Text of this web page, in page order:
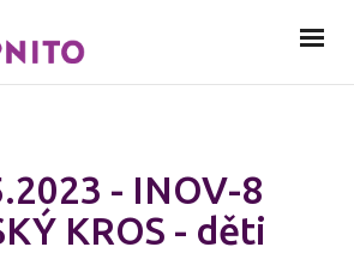
- INOV-8
KROS - děti